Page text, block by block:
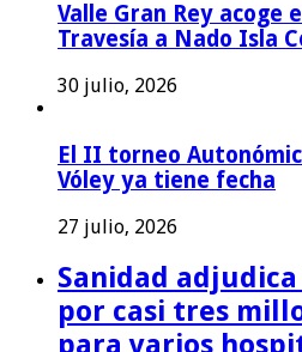
Valle Gran Rey acoge
Travesía a Nado Isla
30 julio, 2026
El II torneo
Vóley ya tiene fecha
27 julio, 2026
Sanidad
por casi tres